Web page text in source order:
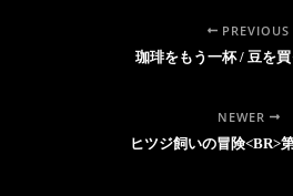
PREVIOUS
珈琲をもう一杯 / 豆を
NEWER
ヒツジ飼いの冒険<BR>